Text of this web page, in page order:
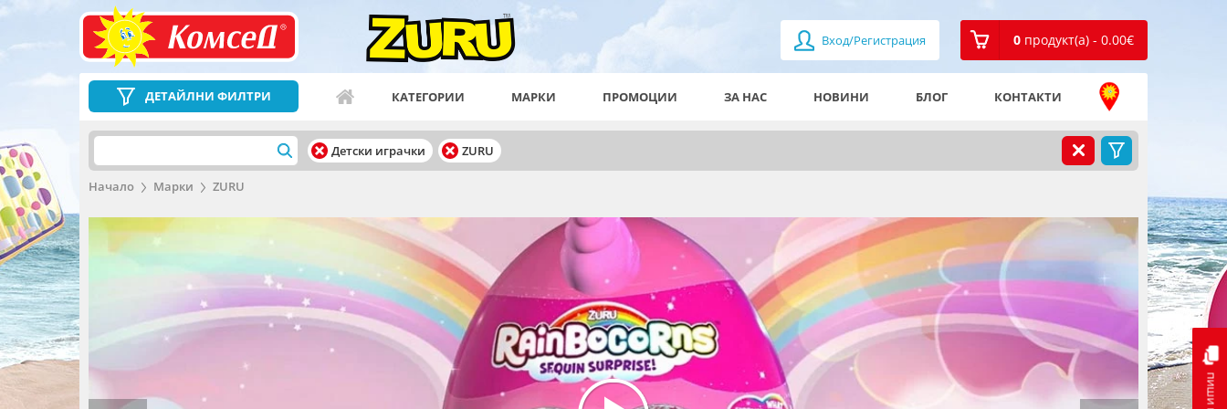
Вход/Регистрация 0 продукт(а) - 0.00€
пиши ни
ДЕТАЙЛНИ ФИЛТРИ КАТЕГОРИИ МАРКИ ПРОМОЦИИ ЗА НАС НОВИНИ БЛОГ КОНТАКТИ
Детски играчки ZURU
Начало Марки ZURU